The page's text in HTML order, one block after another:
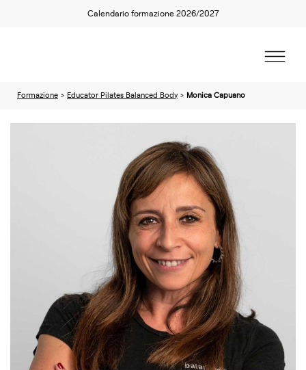
Calendario formazione 2026/2027
Formazione > Educator Pilates Balanced Body > Monica Capuano